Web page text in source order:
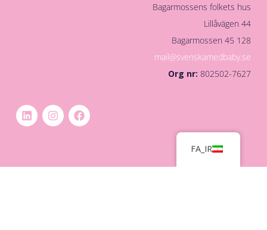
Bagarmossens folkets hus
Lillåvägen 44
128 45 Bagarmossen
mail@svenskamedbaby.se
Org nr:802502-7627
FA_IR